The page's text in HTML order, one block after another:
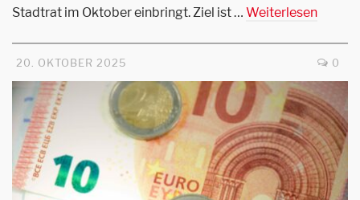
Stadtrat im Oktober einbringt. Ziel ist … Weiterlesen
20. OKTOBER 2025 0